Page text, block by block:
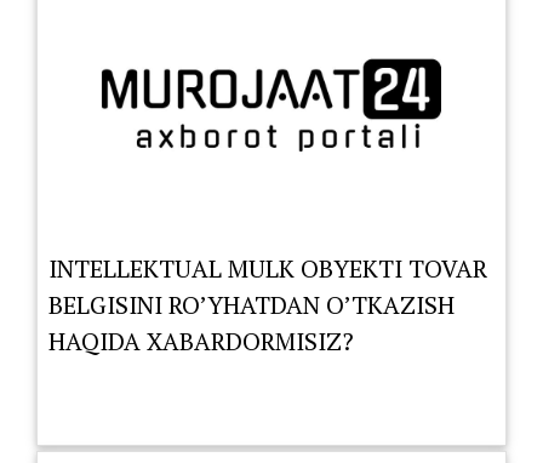
INTELLEKTUAL MULK OBYEKTI TOVAR
BELGISINI RO’YHATDAN O’TKAZISH
HAQIDA XABARDORMISIZ?